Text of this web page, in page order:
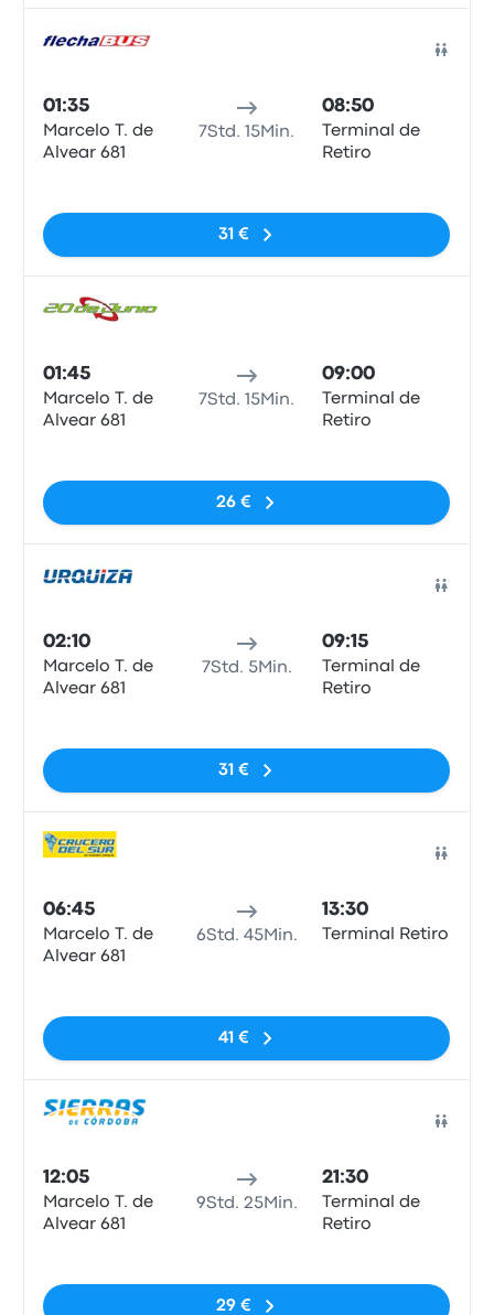
01:35
Marcelo T. de
Alvear 681
7Std. 15Min.
08:50
Terminal de
Retiro
31 €
01:45
Marcelo T. de
Alvear 681
7Std. 15Min.
09:00
Terminal de
Retiro
26 €
02:10
Marcelo T. de
Alvear 681
7Std. 5Min.
09:15
Terminal de
Retiro
31 €
06:45
Marcelo T. de
Alvear 681
6Std. 45Min.
13:30
Terminal Retiro
41 €
12:05
Marcelo T. de
Alvear 681
9Std. 25Min.
21:30
Terminal de
Retiro
29 €